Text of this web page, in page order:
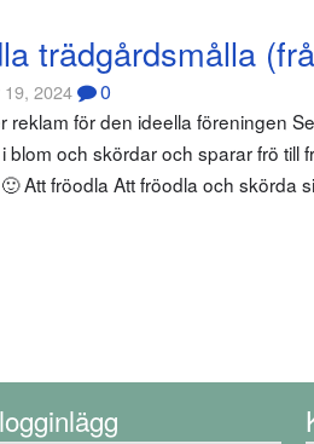
trädgårdsmålla
2024 0
reklam för den ideella föreningen
blom och skördar och sparar frö till
Att fröodla Att fröodla och skörda